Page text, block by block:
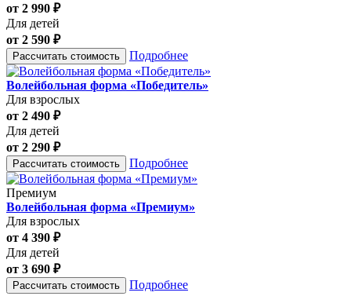
от 2 990 ₽
Для детей
от 2 590 ₽
Рассчитать стоимость Подробнее
Волейбольная форма «Победитель»
Для взрослых
от 2 490 ₽
Для детей
от 2 290 ₽
Рассчитать стоимость Подробнее
Премиум
Волейбольная форма «Премиум»
Для взрослых
от 4 390 ₽
Для детей
от 3 690 ₽
Рассчитать стоимость Подробнее